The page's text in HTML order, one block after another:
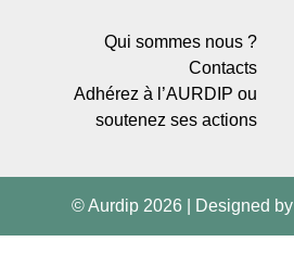
Qui sommes nous ?
Contacts
Adhérez à l’AURDIP ou
soutenez ses actions
© Aurdip 2026 Designed by